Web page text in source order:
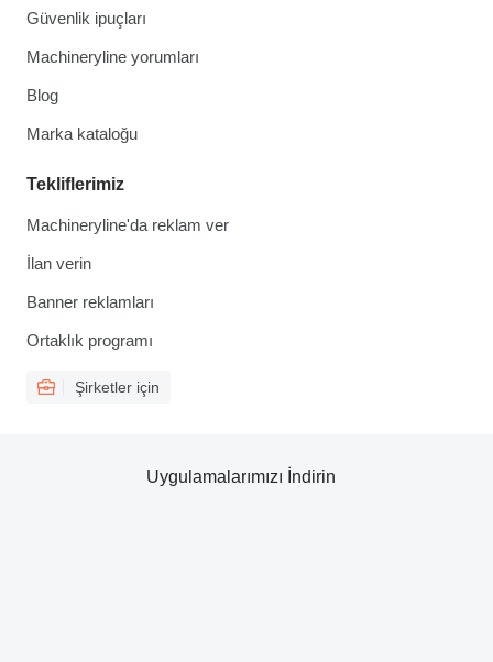
Güvenlik ipuçları
Machineryline yorumları
Blog
Marka kataloğu
Tekliflerimiz
Machineryline'da reklam ver
İlan verin
Banner reklamları
Ortaklık programı
Şirketler için
Uygulamalarımızı İndirin